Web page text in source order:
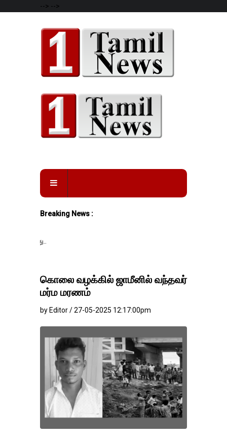
--> -->
Breaking News :
கொலை வழக்கில் ஜாமீனில் வந்தவர்
மர்ம மரணம்
by Editor / 27-05-2025 12:17:00pm